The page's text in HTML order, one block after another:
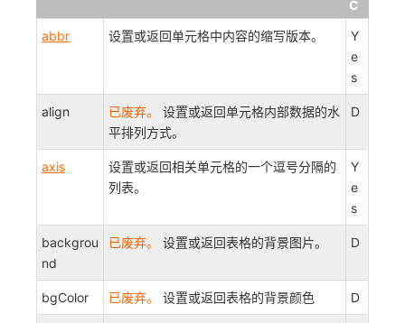
C
abbr
设置或返回单元格中内容的缩写版本。
Y
e
s
align 已废弃。
设置或返回单元格内部数据的水
平排列方式。
D
axis
设置或返回相关单元格的一个逗号分隔的
列表。
Y
e
s
backgrou
nd
已废弃。 设置或返回表格的背景图片。 D
bgColor 已废弃。 设置或返回表格的背景颜色 D